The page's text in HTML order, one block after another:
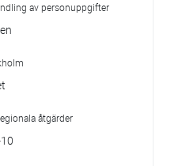
av personuppgifter
åtgärder